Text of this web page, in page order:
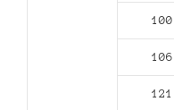
100
106
121